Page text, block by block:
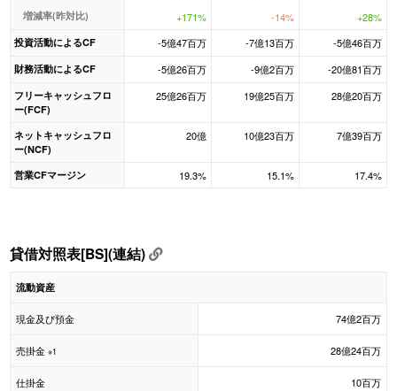
増減率(昨対比)
+171%
-14%
+28%
投資活動によるCF -5億47百万 -7億13百万 -5億46百万
財務活動によるCF -5億26百万 -9億2百万 -20億81百万
フリーキャッシュフロ
ー(FCF)
25億26百万 19億25百万 28億20百万
ネットキャッシュフロ
ー(NCF)
20億 10億23百万 7億39百万
営業CFマージン 19.3% 15.1% 17.4%
貸借対照表[BS](連結)
流動資産
現金及び預金 74億2百万
売掛金 ※1 28億24百万
仕掛金 10百万